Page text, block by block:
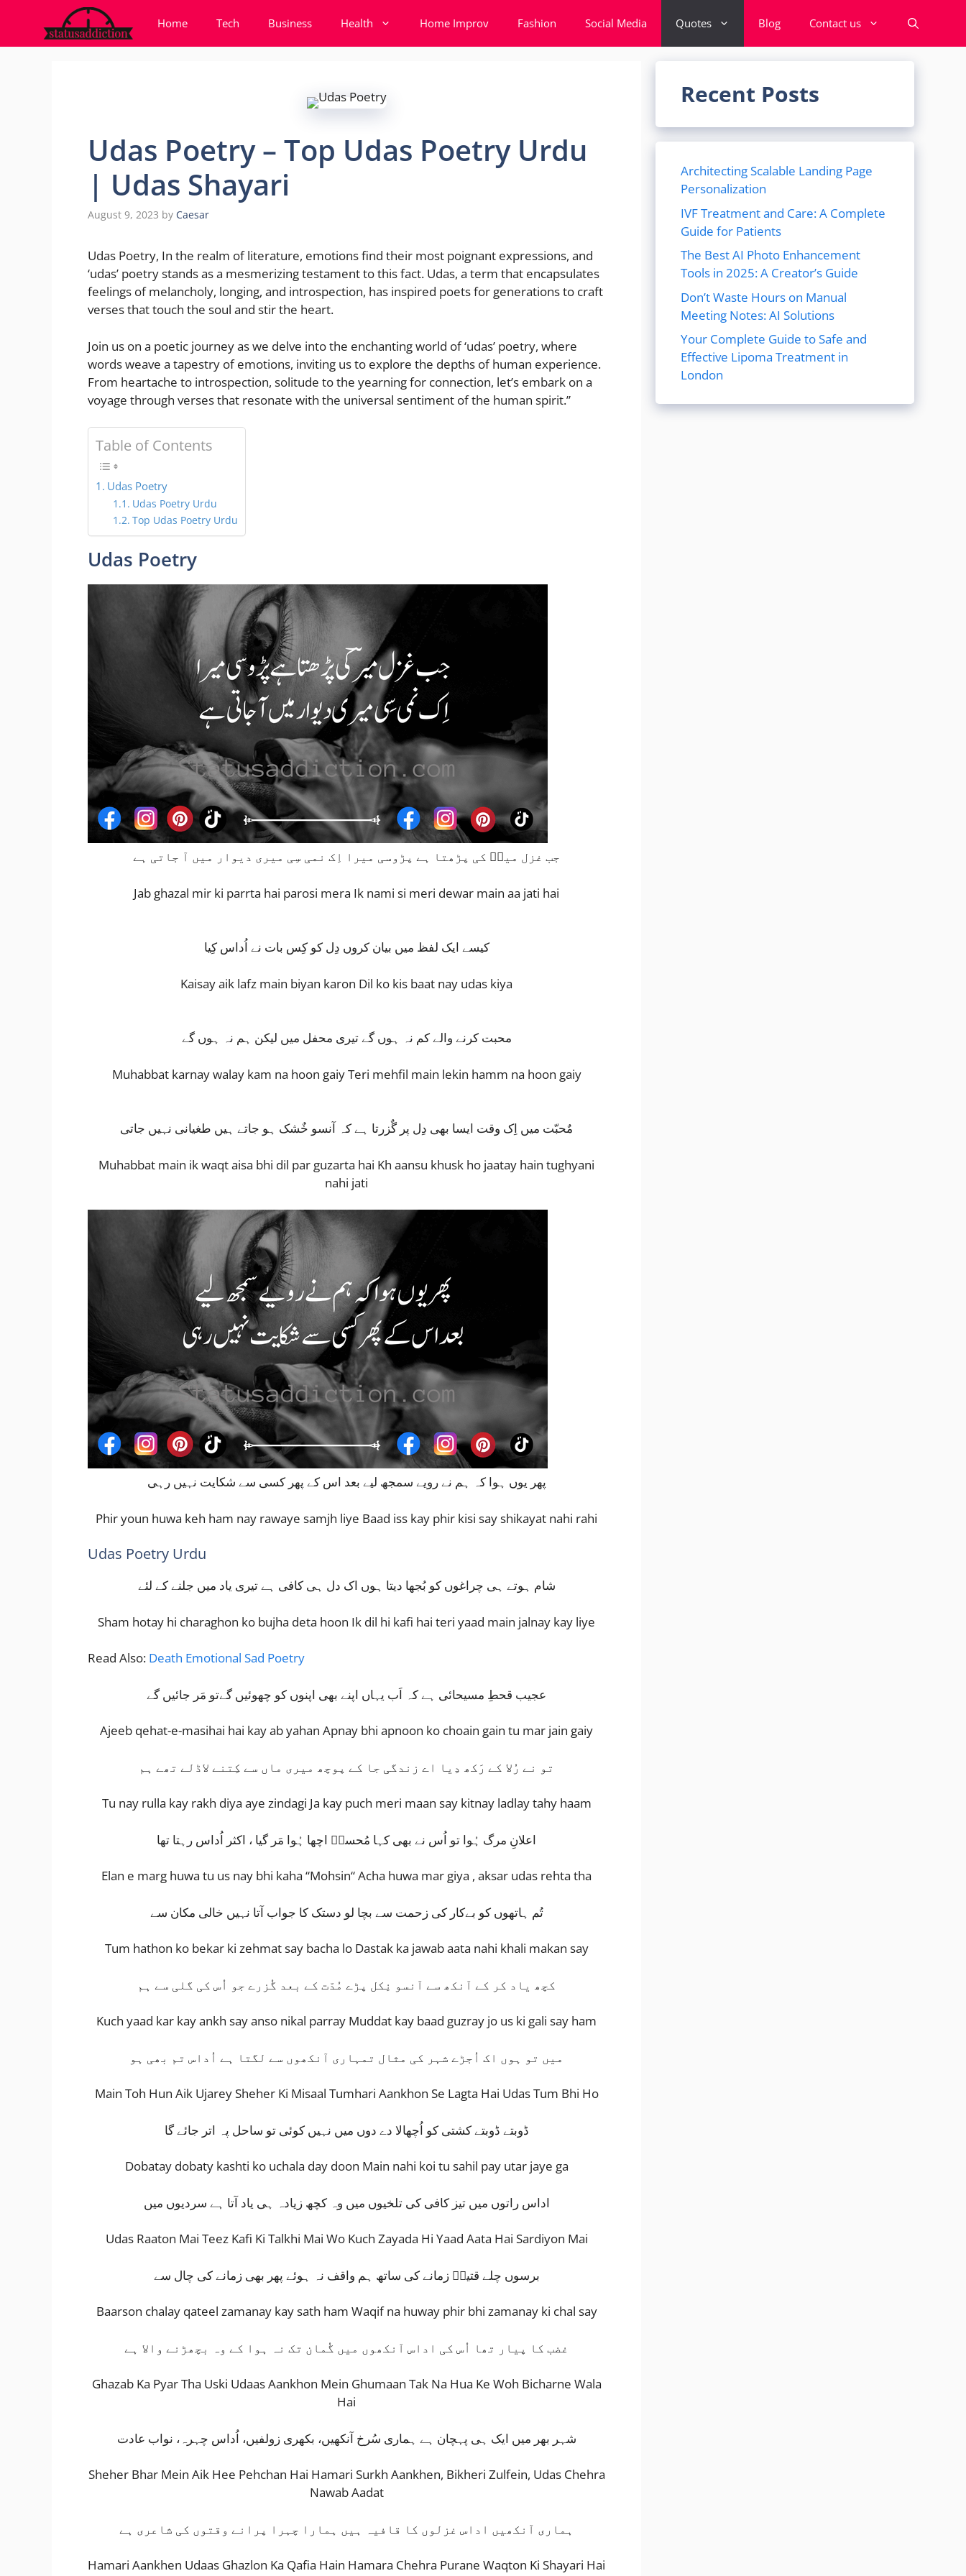
content
Home Tech Business Health Home Improv Fashion Social Media Quotes Blog Contact us
Udas Poetry – Top Udas Poetry Urdu
| Udas Shayari
August 9, 2023 by Caesar
Udas Poetry, In the realm of literature, emotions find their most poignant expressions, and
‘udas’ poetry stands as a mesmerizing testament to this fact. Udas, a term that encapsulates
feelings of melancholy, longing, and introspection, has inspired poets for generations to craft
verses that touch the soul and stir the heart.
Join us on a poetic journey as we delve into the enchanting world of ‘udas’ poetry, where
words weave a tapestry of emotions, inviting us to explore the depths of human experience.
From heartache to introspection, solitude to the yearning for connection, let’s embark on a
voyage through verses that resonate with the universal sentiment of the human spirit.”
Table of Contents
Udas Poetry
Udas Poetry Urdu
Top Udas Poetry Urdu
Udas Poetry
جب غزل میرؔ کی پڑھتا ہے پڑوسی میرا اِک نمی سِی میری دیوار میں آ جاتی ہے
Jab ghazal mir ki parrta hai parosi mera Ik nami si meri dewar main aa jati hai
کیسے ایک لفظ میں بیان کروں دِل کو کِس بات نے اُداس کِیا
Kaisay aik lafz main biyan karon Dil ko kis baat nay udas kiya
محبت کرنے والے کم نہ ہوں گے تیری محفل میں لیکن ہم نہ ہوں گے
Muhabbat karnay walay kam na hoon gaiy Teri mehfil main lekin hamm na hoon gaiy
مٌحبّت میں اِک وقت ایسا بھی دِل پر گٌزرتا ہے کہ آنسو خٌشک ہو جاتے ہیں طغیانی نہیں جاتی
Muhabbat main ik waqt aisa bhi dil par guzarta hai Kh aansu khusk ho jaatay hain tughyani
nahi jati
پھر یوں ہوا کہ ہم نے رویے سمجھ لیے بعد اس کے پھر کسی سے شکایت نہیں رہی
Phir youn huwa keh ham nay rawaye samjh liye Baad iss kay phir kisi say shikayat nahi rahi
Udas Poetry Urdu
شام ہوتے ہی چراغوں کو بُجھا دیتا ہوں اک دل ہی کافی ہے تیری یاد میں جلنے کے لئے
Sham hotay hi charaghon ko bujha deta hoon Ik dil hi kafi hai teri yaad main jalnay kay liye
Read Also: Death Emotional Sad Poetry
عجیب قحطِ مسیحائی ہے کہ اَب یہاں اپنے بھی اپنوں کو چھوئیں گےتو مَر جائیں گے
Ajeeb qehat-e-masihai hai kay ab yahan Apnay bhi apnoon ko choain gain tu mar jain gaiy
تو نے رُلا کے رَکھ دِیا اے زندگی جا کے پوچھ میری ماں سے کِتنے لاڈلے تھے ہم
Tu nay rulla kay rakh diya aye zindagi Ja kay puch meri maan say kitnay ladlay tahy haam
اعلانِ مرگ ہُوا تو اُس نے بھی کہا مُحسنؔ اچھا ہُوا مَر گیا ، اکثر اُداس رہتا تھا
Elan e marg huwa tu us nay bhi kaha “Mohsin“ Acha huwa mar giya , aksar udas rehta tha
تُم ہاتھوں کو بےکار کی زحمت سے بچا لو دستک کا جواب آتا نہیں خالی مکان سے
Tum hathon ko bekar ki zehmat say bacha lo Dastak ka jawab aata nahi khali makan say
کچھ یاد کر کے آنکھ سے آنسو نِکل پڑے مُدّت کے بعد گُزرے جو اُس کی گلی سے ہم
Kuch yaad kar kay ankh say anso nikal parray Muddat kay baad guzray jo us ki gali say ham
میں تو ہوں اک اُجڑے شہر کی مثال تمہاری آنکھوں سے لگتا ہے اُداس تم بھی ہو
Main Toh Hun Aik Ujarey Sheher Ki Misaal Tumhari Aankhon Se Lagta Hai Udas Tum Bhi Ho
ڈوبتے ڈوبتے کشتی کو اُچھالا دے دوں میں نہیں کوئی تو ساحل پہ اتر جائے گا
Dobatay dobaty kashti ko uchala day doon Main nahi koi tu sahil pay utar jaye ga
اداس راتوں میں تیز کافی کی تلخیوں میں وہ کچھ زیادہ ہی یاد آتا ہے سردیوں میں
Udas Raaton Mai Teez Kafi Ki Talkhi Mai Wo Kuch Zayada Hi Yaad Aata Hai Sardiyon Mai
برسوں چلے قتیلؔ زمانے کی ساتھ ہم واقف نہ ہوئے پھر بھی زمانے کی چال سے
Baarson chalay qateel zamanay kay sath ham Waqif na huway phir bhi zamanay ki chal say
غضب کا پیار تھا اُس کی اداس آنکھوں میں گُمان تک نہ ہوا کے وہ بچھڑنے والا ہے
Ghazab Ka Pyar Tha Uski Udaas Aankhon Mein Ghumaan Tak Na Hua Ke Woh Bicharne Wala
Hai
شہر بھر میں ایک ہی پہچان ہے ہماری سُرخ آنکھیں، بکھری زولفیں، اُداس چہرہ، نواب عادت
Sheher Bhar Mein Aik Hee Pehchan Hai Hamari Surkh Aankhen, Bikheri Zulfein, Udas Chehra
Nawab Aadat
ہماری آنکھیں اداس غزلوں کا قافیہ ہیں ہمارا چہرا پرانے وقتوں کی شاعری ہے
Hamari Aankhen Udaas Ghazlon Ka Qafia Hain Hamara Chehra Purane Waqton Ki Shayari Hai
Recent Posts
Architecting Scalable Landing Page
Personalization
IVF Treatment and Care: A Complete
Guide for Patients
The Best AI Photo Enhancement
Tools in 2025: A Creator’s Guide
Don’t Waste Hours on Manual
Meeting Notes: AI Solutions
Your Complete Guide to Safe and
Effective Lipoma Treatment in
London